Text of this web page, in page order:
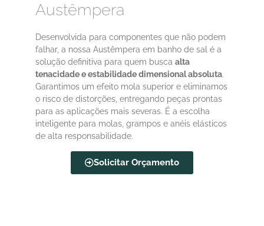
Austêmpera
Desenvolvida para componentes que não podem
falhar, a nossa Austêmpera em banho de sal é a
solução definitiva para quem busca alta
tenacidade e estabilidade dimensional absoluta.
Garantimos um efeito mola superior e eliminamos
o risco de distorções, entregando peças prontas
para as aplicações mais severas. É a escolha
inteligente para molas, grampos e anéis elásticos
de alta responsabilidade.
Solicitar Orçamento